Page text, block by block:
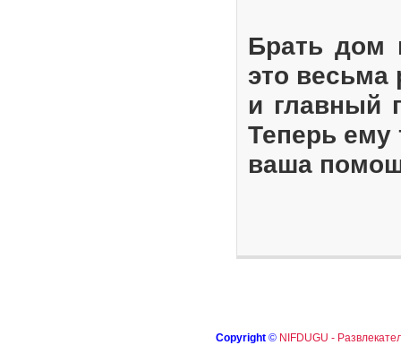
Брать дом
это весьма
и главный
Теперь ему
ваша
Copyright © NIFDUGU -